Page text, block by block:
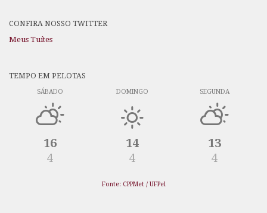
CONFIRA NOSSO TWITTER
Meus Tuítes
TEMPO EM PELOTAS
SÁBADO
16
4
DOMINGO
14
4
SEGUNDA
13
4
Fonte: CPPMet / UFPel